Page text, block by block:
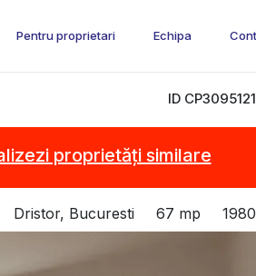
Pentru proprietari Echipa
ID CP3095121
proprietăți similare
Dristor, Bucuresti 67 mp 1980